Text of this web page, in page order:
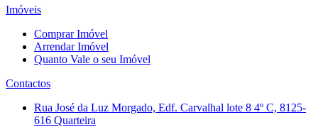
Imóveis
Comprar Imóvel
Arrendar Imóvel
Quanto Vale o seu Imóvel
Contactos
Rua José da Luz Morgado, Edf. Carvalhal lote 8 4º C, 8125-
616 Quarteira